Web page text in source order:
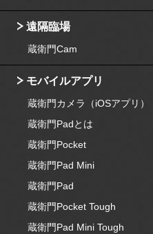
遠隔臨場
蔵衛門Cam
モバイルアプリ
蔵衛門カメラ（iOSアプリ）
蔵衛門Padとは
蔵衛門Pocket
蔵衛門Pad Mini
蔵衛門Pad
蔵衛門Pocket Tough
蔵衛門Pad Mini Tough